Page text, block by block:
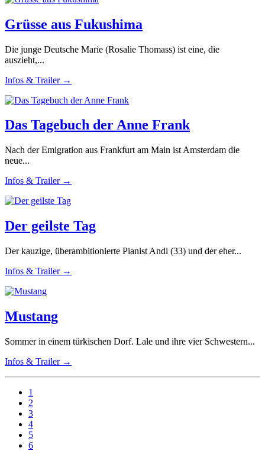
Grüsse aus Fukushima
Die junge Deutsche Marie (Rosalie Thomass) ist eine, die
auszieht,...
Infos & Trailer →
Das Tagebuch der Anne Frank
Nach der Emigration aus Frankfurt am Main ist Amsterdam die
neue...
Infos & Trailer →
Der geilste Tag
Der kauzige, überambitionierte Pianist Andi (33) und der eher...
Infos & Trailer →
Mustang
Sommer in einem türkischen Dorf. Lale und ihre vier Schwestern...
Infos & Trailer →
1
2
3
4
5
6